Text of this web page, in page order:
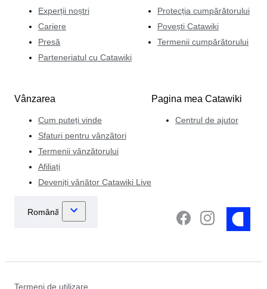
Experții noștri
Cariere
Presă
Parteneriatul cu Catawiki
Protecția cumpărătorului
Povești Catawiki
Termenii cumpărătorului
Vânzarea
Cum puteți vinde
Sfaturi pentru vânzători
Termenii vânzătorului
Afiliați
Deveniți vânător Catawiki Live
Pagina mea Catawiki
Centrul de ajutor
Termeni de utilizare